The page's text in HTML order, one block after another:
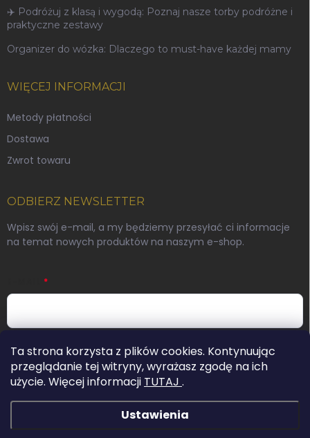
Ta strona korzysta z plików cookies. Kontynuując
przeglądanie tej witryny, wyrażasz zgodę na ich
użycie. Więcej informacji TUTAJ .
Ustawienia
✈️ Podróżuj z klasą i wygodą: Poznaj nasze torby podróżne i
praktyczne zestawy
Organizer do wózka: Dlaczego to must-have każdej mamy
WIĘCEJ INFORMACJI
Metody płatności
Dostawa
Zwrot towaru
ODBIERZ NEWSLETTER
Wpisz swój e-mail, a my będziemy przesyłać ci informacje
na temat nowych produktów na naszym e-shop.
Podając swój adres e-mail wyrażasz zgodę na warunki
ochrony danych osobowych.
Zaloguj się